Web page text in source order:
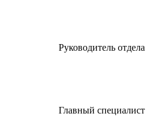
Руководитель отдела
Главный специалист